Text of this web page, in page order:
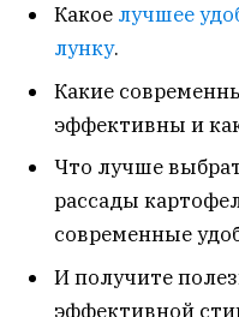
Какое лучшее
лунку.
Какие
эффективны и
Что лучше
рассады
современные
И получите
эффективной